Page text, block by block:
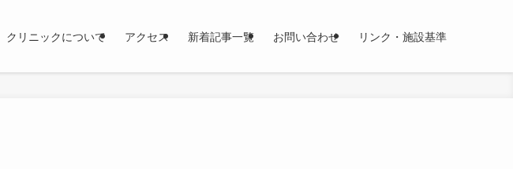
クリニックについて アクセス 新着記事一覧 お問い合わせ リンク・施設基準